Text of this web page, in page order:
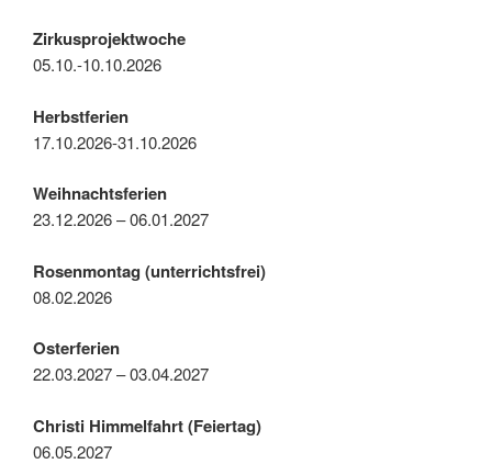
Zirkusprojektwoche
05.10.-10.10.2026
Herbstferien
17.10.2026-31.10.2026
Weihnachtsferien
23.12.2026 – 06.01.2027
Rosenmontag (unterrichtsfrei)
08.02.2026
Osterferien
22.03.2027 – 03.04.2027
Christi Himmelfahrt (Feiertag)
06.05.2027